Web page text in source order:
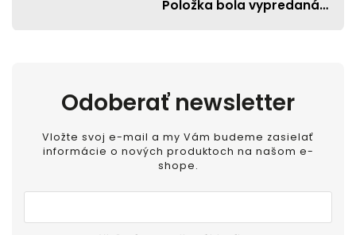
Položka bola vypredaná…
Odoberať newsletter
Vložte svoj e-mail a my Vám budeme zasielať
informácie o nových produktoch na našom e-
shope.